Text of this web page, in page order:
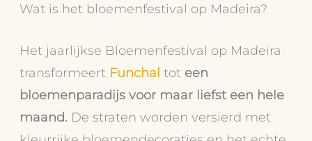
Wat is het bloemenfestival op Madeira?
Het jaarlijkse Bloemenfestival op Madeira
transformeert Funchal tot een
bloemenparadijs voor maar liefst een hele
maand. De straten worden versierd met